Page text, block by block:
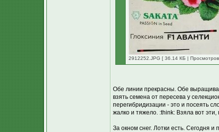
2912252.JPG [ 36.14 КБ |
Обе линии прекрасны. Обе
взять семена от пересева у
перегибридизации - это и посеять
жалко и тяжело. :think: Взяла вот эти,
За окном снег. Лотки есть. Сегодня и